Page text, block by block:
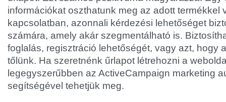
információkat oszthatunk meg az adott termékkel
kapcsolatban, azonnali kérdezési lehetőséget
számára, amely akár szegmentálható is.
foglalás, regisztráció lehetőségét, vagy azt, hogy
tőlünk. Ha szeretnénk űrlapot létrehozni a
legegyszerűbben az ActiveCampaign marketing
segítségével tehetjük meg.